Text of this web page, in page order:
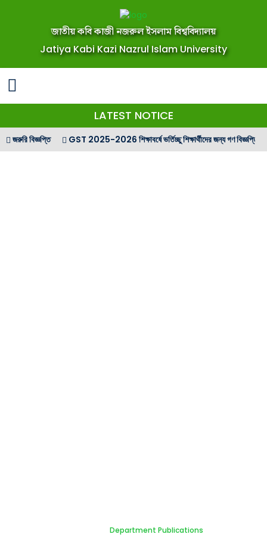
জাতীয় কবি কাজী নজরুল ইসলাম বিশ্ববিদ্যালয়
Jatiya Kabi Kazi Nazrul Islam University
LATEST NOTICE
বিজ্ঞপ্তি GST 2025-2026 শিক্ষাবর্ষে ভর্তিচ্ছু শিক্ষার্থীদের জন্য গণ বিজ্ঞপ্তি
Department Publications